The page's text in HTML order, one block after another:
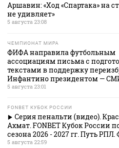
Аршавин: «Ход «Спартака» на
не удивляет»
5 августа 23:08
ЧЕМПИОНАТ МИРА
ФИФА направила футбольным
ассоциациям письма с
текстами в поддержку
Инфантино президентом —
5 августа 23:01
FONBET КУБОК РОССИИ
Серия пенальти (видео).
Ахмат. FONBET Кубок России
сезона 2026 - 2027 гг. Путь РПЛ.
5 августа 22:59